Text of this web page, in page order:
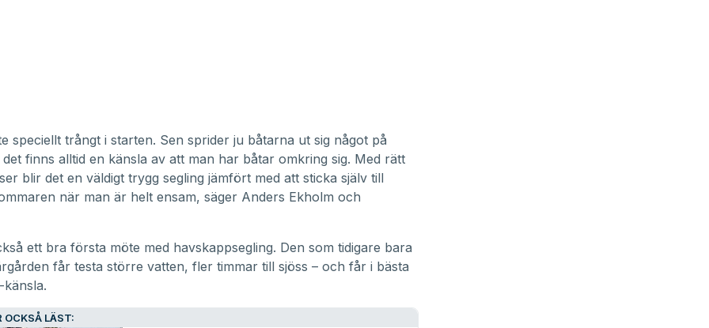
speciellt trångt i starten. Sen sprider ju båtarna ut sig något på
finns alltid en känsla av att man har båtar omkring sig. Med rätt
blir det en väldigt trygg segling jämfört med att sticka själv till
när man är helt ensam, säger Anders Ekholm och
ett bra första möte med havskappsegling. Den som tidigare bara
får testa större vatten, fler timmar till sjöss – och får i bästa
OCKSÅ LÄST: